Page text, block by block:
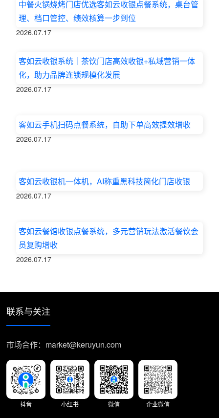
中餐火锅烧烤门店优选客如云收银点餐系统，桌台管
理、档口管控、绩效核算一步到位
2026.07.17
客如云收银系统｜茶饮门店高效收银+私域营销一体
化，助力品牌连锁规模化发展
2026.07.17
客如云手机扫码点餐系统，自助下单高效提效增收
2026.07.17
客如云收银机一体机，AI称重黑科技简化门店收银
2026.07.17
客如云餐馆收银点餐系统，多元营销玩法激活餐饮会
员复购增收
2026.07.17
联系与关注
市场合作：market@keruyun.com
抖音 小红书 微信 企业微信